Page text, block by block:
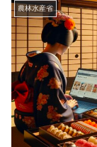
農林水産省